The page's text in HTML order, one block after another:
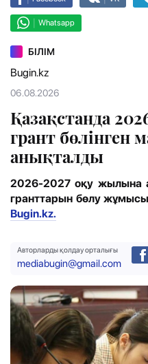
| Whatsapp
БІЛІМ
Bugin.kz
06.08.2026
Қазақстанда
грант бөлінген
анықталды
2026-2027 оқу жылына
гранттарын бөлу
Bugin.kz.
Авторларды қолдау орталығы
mediabugin@gmail.com